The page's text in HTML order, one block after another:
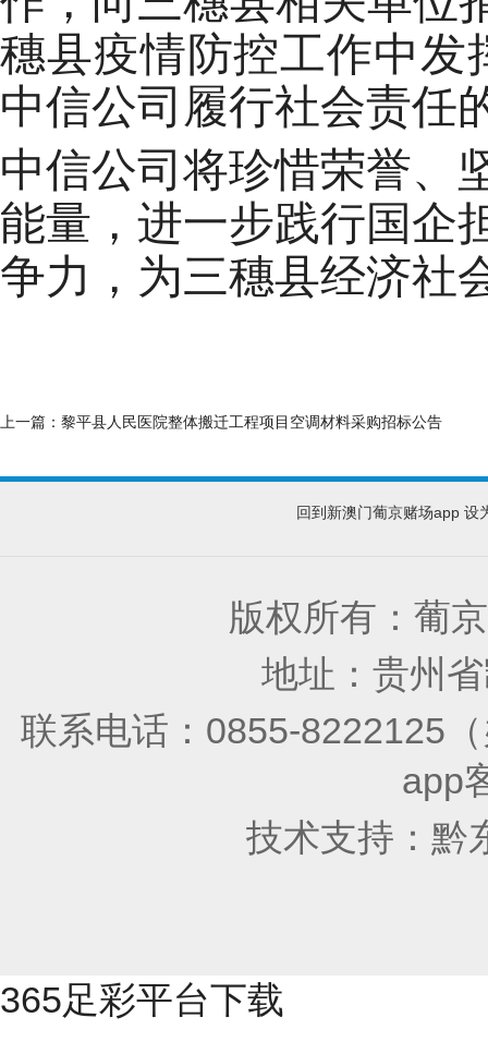
穗县疫情防控工作中发
中信公司履行社会责任
中信公司将珍惜荣誉、
能量，进一步践行国企
争力，为三穗县经济社
上一篇： 黎平县人民医院整体搬迁工程项目空调材料采购招标公告
回到新澳门葡京赌场app 设
版权所有：葡
地址：贵州
联系电话：0855-8222125
app
技术支持： 黔
365足彩平台下载